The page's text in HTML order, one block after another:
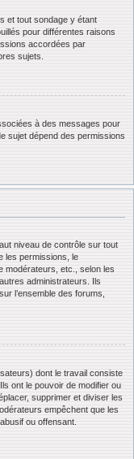
et tout sondage y étant
pour différentes raisons
accordées par
sujets.
à des messages pour
sujet dépend des permissions
niveau de contrôle sur tout
les permissions, le
modérateurs, etc., selon les
administrateurs. Ils
l’ensemble des forums,
dont le travail consiste
ont le pouvoir de modifier ou
supprimer et diviser les
empêchent que les
ou offensant.